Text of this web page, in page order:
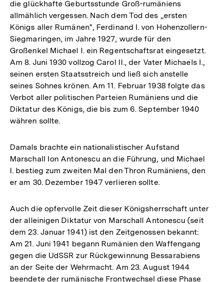
die glückhafte Geburtsstunde Groß-rumäniens
allmählich vergessen. Nach dem Tod des „ersten
Königs aller Rumänen", Ferdinand I. von Hohenzollern-
Siegmaringen, im Jahre 1927, wurde für den
Großenkel Michael I. ein Regentschaftsrat eingesetzt.
Am 8. Juni 1930 vollzog Carol II., der Vater Michaels I.,
seinen ersten Staatsstreich und ließ sich anstelle
seines Sohnes krönen. Am 11. Februar 1938 folgte das
Verbot aller politischen Parteien Rumäniens und die
Diktatur des Königs, die bis zum 6. September 1940
währen sollte.
Damals brachte ein nationalistischer Aufstand
Marschall Ion Antonescu an die Führung, und Michael
I. bestieg zum zweiten Mal den Thron Rumäniens, den
er am 30. Dezember 1947 verlieren sollte.
Auch die opfervolle Zeit dieser Königsherrschaft unter
der alleinigen Diktatur von Marschall Antonescu (seit
dem 23. Januar 1941) ist den Zeitgenossen bekannt:
Am 21. Juni 1941 begann Rumänien den Waffengang
gegen die UdSSR zur Rückgewinnung Bessarabiens
an der Seite der Wehrmacht. Am 23. August 1944
beendete der rumänische Frontwechsel diese Phase